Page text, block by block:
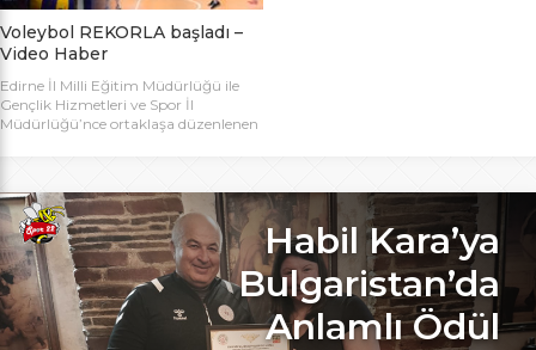
Voleybol REKORLA başladı –
Video Haber
Edirne İl Milli Eğitim Müdürlüğü ile
Gençlik Hizmetleri ve Spor İl
Müdürlüğü’nce ortaklaşa düzenlenen
rekoru kırıldı. REKOR KATILIMA
REKORLU AÇILIŞ Edirne Okullar
Arası Genç Kızlar A Kategorisi
Voleybol İl Şampiyonluğu maçlarına
bu yıl 8 grupta toplam […]
Habil Kara’ya
Bulgaristan’da
Anlamlı Ödül